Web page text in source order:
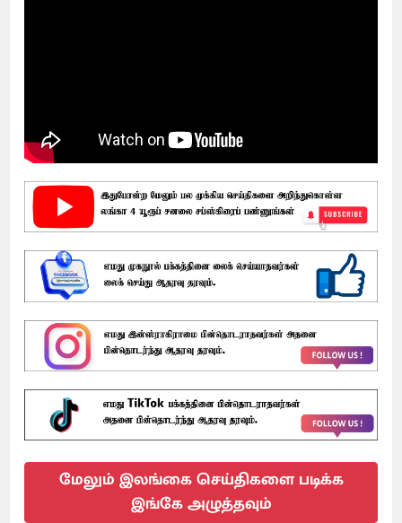
மேலும் இலங்கை செய்திகளை படிக்க
இங்கே அழுத்தவும்